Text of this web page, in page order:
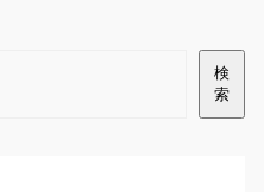
検
索